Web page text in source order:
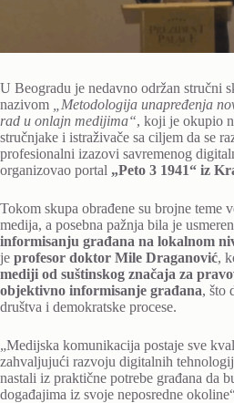
U Beogradu je nedavno održan stručni
nazivom
„Metodologija unapređenja
rad u onlajn medijima“, koji je okupio
stručnjake i istraživače sa ciljem da se
profesionalni izazovi savremenog
organizovao portal „Peto 3 1941“ iz
Tokom skupa obrađene su brojne teme
medija, a posebna pažnja bila je
informisanju građana na lokalnom
je profesor doktor Mile Draganović,
mediji od suštinskog značaja za
objektivno informisanje građana, što
društva i demokratske procese.
„Medijska komunikacija postaje sve
zahvaljujući razvoju digitalnih
nastali iz praktične potrebe građana da
događajima iz svoje neposredne